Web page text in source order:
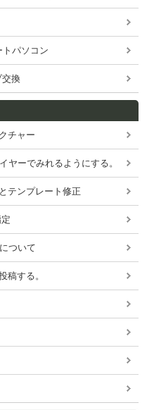
トパソコン
交換
チャー
ヤーでみれるようにする。
テンプレート修正
ついて
稿する。